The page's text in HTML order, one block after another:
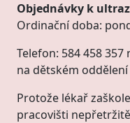
Objednávky k
Ordinační doba:
Telefon: 584 458
na dětském oddělení
Protože lékař
pracovišti